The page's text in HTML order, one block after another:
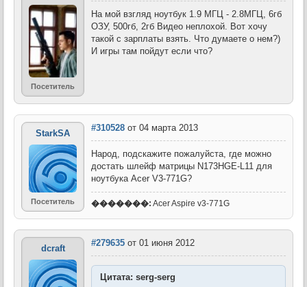
Посетитель
На мой взгляд ноутбук 1.9 МГЦ - 2.8МГЦ, 6гб
ОЗУ, 500гб, 2гб Видео неплохой. Вот хочу
такой с зарплаты взять. Что думаете о нем?)
И игры там пойдут если что?
StarkSA
Посетитель
#310528 от 04 марта 2013
Народ, подскажите пожалуйста, где можно
достать шлейф матрицы N173HGE-L11 для
ноутбука Acer V3-771G?
�������: Acer Aspire v3-771G
dcraft
#279635 от 01 июня 2012
Цитата: serg-serg